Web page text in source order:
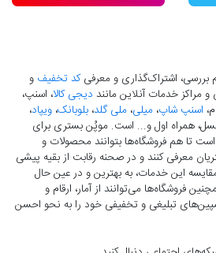
بررسی، اشتراک‌گذاری و معرفیکد تخفیف و
مراکز خدمات آنلاین مانند دیجی کالا، اسنپ،
اسنپ شاپ، میلی، ملی گلد، بلوبانک، ویپاد،
همراه اول و... است. موپُن بستری برای
تا هم فروشگاه‌ها بتوانند محصولات و
معرفی کنند و در صحنه رقابت از بقیه پیشی
مقایسه این خدمات، به بهترین و در عین حال
فروشگاه‌ها می‌توانند از آمار، ارقام و
تبلیغی و تخفیفی خود را به نحو احسن